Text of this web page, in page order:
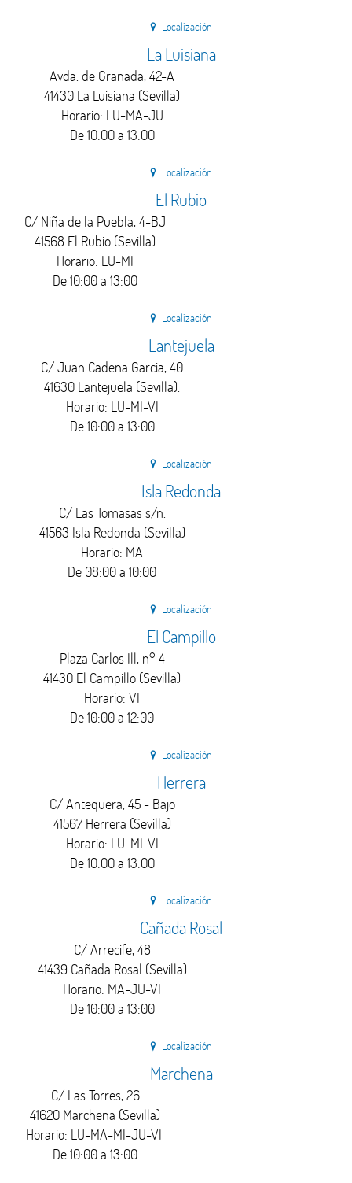
Localización
La Luisiana
Avda. de Granada, 42-A
41430 La Luisiana (Sevilla)
Horario: LU-MA-JU
De 10:00 a 13:00
Localización
El Rubio
C/ Niña de la Puebla, 4-BJ
41568 El Rubio (Sevilla)
Horario: LU-MI
De 10:00 a 13:00
Localización
Lantejuela
C/ Juan Cadena Garcia, 40
41630 Lantejuela (Sevilla).
Horario: LU-MI-VI
De 10:00 a 13:00
Localización
Isla Redonda
C/ Las Tomasas s/n.
41563 Isla Redonda (Sevilla)
Horario: MA
De 08:00 a 10:00
Localización
El Campillo
Plaza Carlos Ill, n° 4
41430 El Campillo (Sevilla)
Horario: VI
De 10:00 a 12:00
Localización
Herrera
C/ Antequera, 45 - Bajo
41567 Herrera (Sevilla)
Horario: LU-MI-VI
De 10:00 a 13:00
Localización
Cañada Rosal
C/ Arrecife, 48
41439 Cañada Rosal (Sevilla)
Horario: MA-JU-VI
De 10:00 a 13:00
Localización
Marchena
C/ Las Torres, 26
41620 Marchena (Sevilla)
Horario: LU-MA-MI-JU-VI
De 10:00 a 13:00